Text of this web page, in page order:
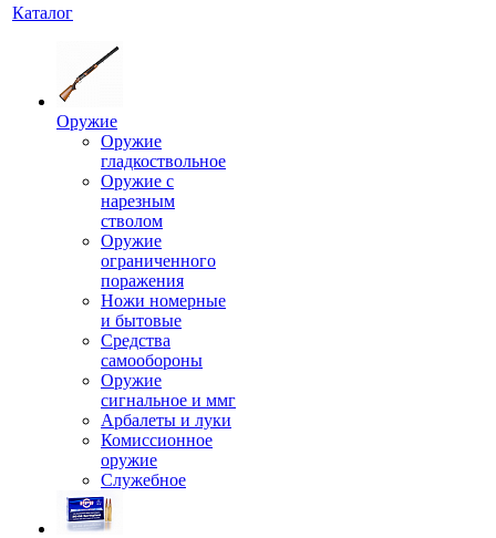
Каталог
Оружие
Оружие
гладкоствольное
Оружие с
нарезным
стволом
Оружие
ограниченного
поражения
Ножи номерные
и бытовые
Средства
самообороны
Оружие
сигнальное и ммг
Арбалеты и луки
Комиссионное
оружие
Служебное